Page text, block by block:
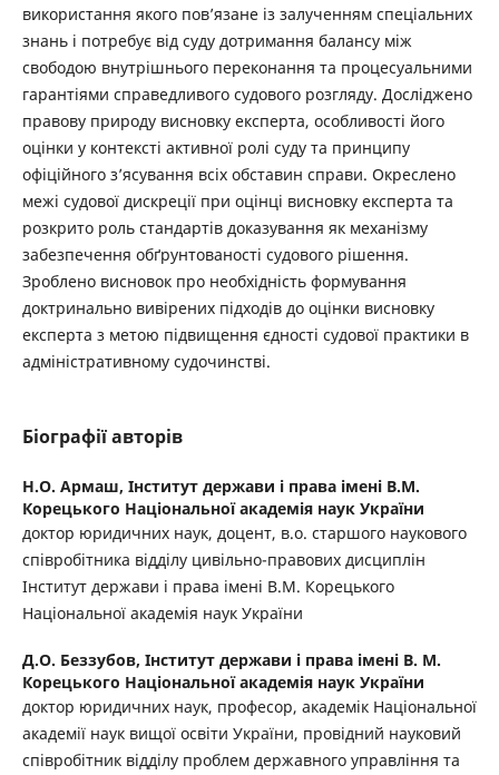
використання якого пов’язане із залученням спеціальних
знань і потребує від суду дотримання балансу між
свободою внутрішнього переконання та процесуальними
гарантіями справедливого судового розгляду. Досліджено
правову природу висновку експерта, особливості його
оцінки у контексті активної ролі суду та принципу
офіційного з’ясування всіх обставин справи. Окреслено
межі судової дискреції при оцінці висновку експерта та
розкрито роль стандартів доказування як механізму
забезпечення обґрунтованості судового рішення.
Зроблено висновок про необхідність формування
доктринально вивірених підходів до оцінки висновку
експерта з метою підвищення єдності судової практики в
адміністративному судочинстві.
Біографії авторів
Н.О. Армаш, Інститут держави і права імені В.М.
Корецького Національної академія наук України
доктор юридичних наук, доцент, в.о. старшого наукового
співробітника відділу цивільно-правових дисциплін
Інститут держави і права імені В.М. Корецького
Національної академія наук України
Д.О. Беззубов, Інститут держави і права імені В. М.
Корецького Національної академія наук України
доктор юридичних наук, професор, академік Національної
академії наук вищої освіти України, провідний науковий
співробітник відділу проблем державного управління та